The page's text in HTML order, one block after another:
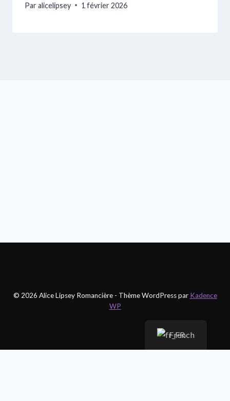
Paralicelipsey 1 février 2026
© 2026 Alice Lipsey Romancière - Thème WordPress par Kadence
WP
French